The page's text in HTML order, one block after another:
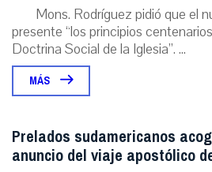
Mons. Rodríguez pidió que el
presente “los principios
Doctrina Social de la Iglesia”. ...
MÁS
Prelados sudamericanos
anuncio del viaje apostólico